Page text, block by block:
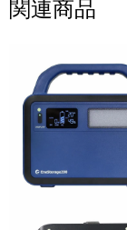
関連商品